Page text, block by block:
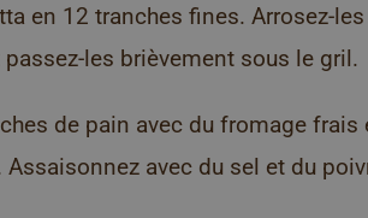
en 12 tranches fines. Arrosez-les
passez-les brièvement sous le gril.
de pain avec du fromage frais
avec du sel et du